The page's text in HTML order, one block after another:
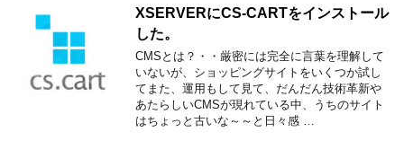
XSERVERにCS-CARTをインストール
した。
CMSとは？・・厳密には完全に言葉を理解して
いないが、ショッピングサイトをいくつか試し
てまた、運用もして見て、だんだん技術革新や
あたらしいCMSが現れている中、うちのサイト
はちょっと古いな～～と日々感 …